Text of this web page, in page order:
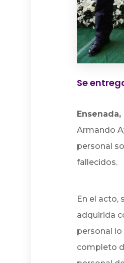
Se
Armando
personal
fallecidos.
En el acto,
adquirida
personal
completo